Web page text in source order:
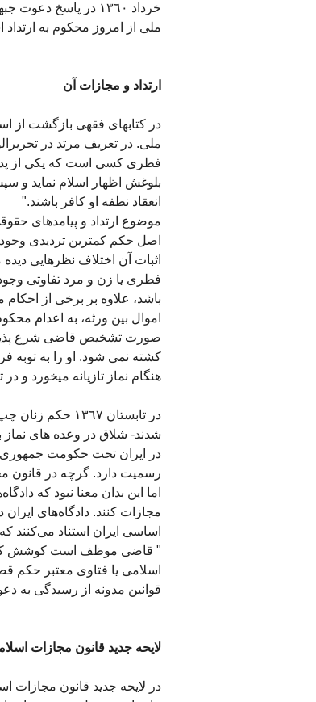
خرداد ١٣٦٠ در
ملی از امروز محکوم به
ارتداد و مجازات آن
در کتابهای فقهی بازگشت از
ملی. در تعریف مرتد در
فطری کسی است که یکی از پدر
بلوغش اظهار اسلام نماید
انعقاد نطفه او کافر باشند."
موضوع ارتداد و پیامدهای
اصل حکم کم‏ترین تردیدی وجود
اثبات آن اختلاف نظرهایی
فطری یا زن و مرد تفاوتی
باشد، علاوه بر برخی از
اموال بین ورثه، به اعدام
صورت تشخیص قاضی شرع
کشته نمی‏ شود. او را به توبه
هنگام نماز تازیانه میخورد و
در تابستان
شدند- شلاق در وعده های نماز
در ایران تحت حکومت جمهوری
اما این بدان معنا نبود که
مجازات کنند. دادگاه‌های
اساسی ایران استناد می‌کنند
" قاضی موظف است کوشش کند حکم
اسلامی یا فتاوی معتبر حکم
قوانین مدونه از رسیدگی به
لایحه جدید قانون مجازات